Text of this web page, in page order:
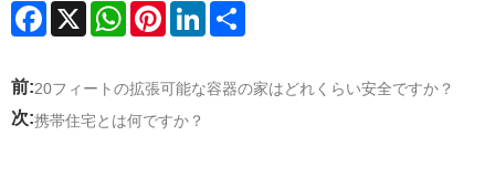
Facebook
X WhatsAppPinterestLinkedIn
前:20フィートの拡張可能な容器の家はどれくらい安全ですか？
次:携帯住宅とは何ですか？